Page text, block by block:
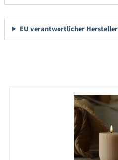
EU verantwortlicher Hersteller